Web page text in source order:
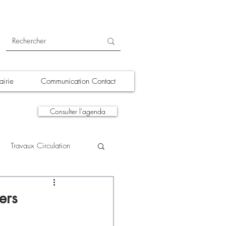
Communication Contact
Consulter l'agenda
Travaux Circulation
A la une